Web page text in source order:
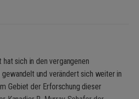
sich in den vergangenen
und verändert sich weiter in
Gebiet der Erforschung dieser